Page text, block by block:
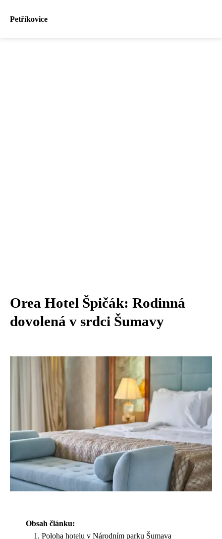
Petříkovice
Orea Hotel Špičák: Rodinná
dovolená v srdci Šumavy
Obsah článku:
Poloha hotelu v Národním parku Šumava